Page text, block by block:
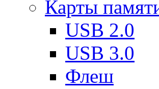
Карты
USB 2.0
USB 3.0
Флеш